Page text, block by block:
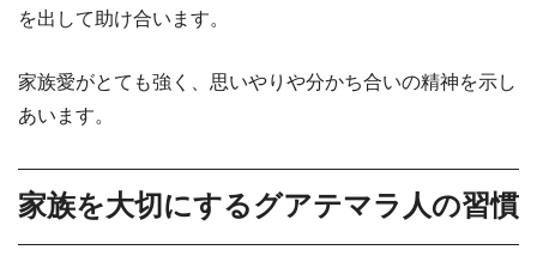
を出して助け合います。
家族愛がとても強く、思いやりや分かち合いの精神を示し
あいます。
家族を大切にするグアテマラ人の習慣